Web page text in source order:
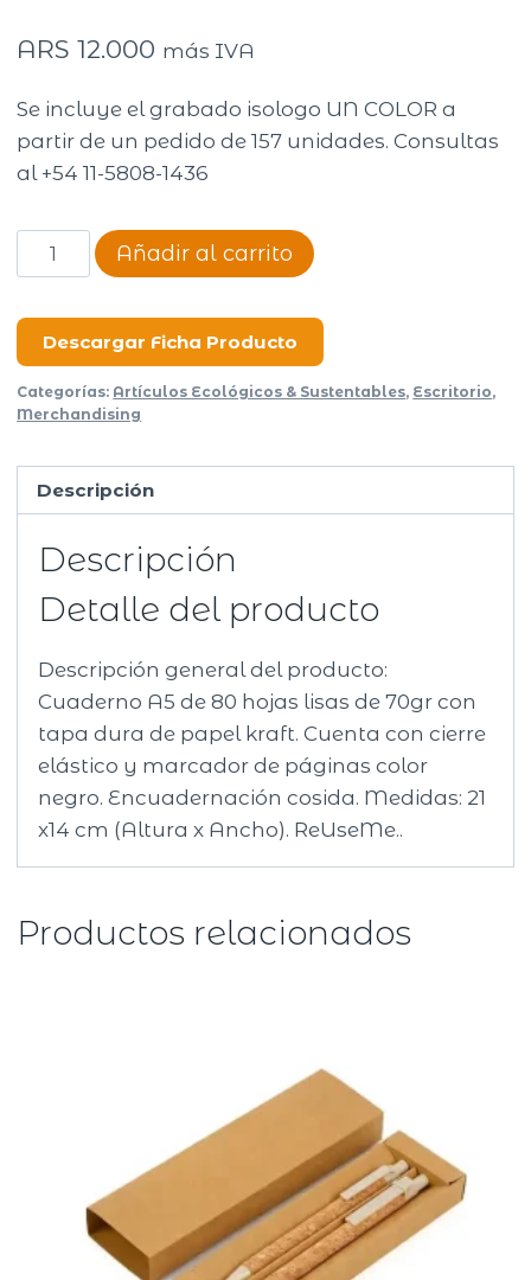
ARS 12.000 más IVA
Se incluye el grabado isologo UN COLOR a
partir de un pedido de 157 unidades. Consultas
al +54 11-5808-1436
Cuaderno
Gazette
Añadir al carrito
Descargar Ficha Producto
Categorías: Artículos Ecológicos & Sustentables, Escritorio,
Merchandising
Descripción
Descripción
Detalle del producto
Descripción general del producto:
Cuaderno A5 de 80 hojas lisas de 70gr con
tapa dura de papel kraft. Cuenta con cierre
elástico y marcador de páginas color
negro. Encuadernación cosida. Medidas: 21
x14 cm (Altura x Ancho). ReUseMe..
Productos relacionados